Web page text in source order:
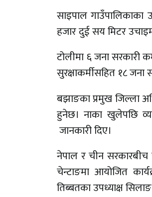
साइपाल गाउँपालिकाका
हजार दुई सय मिटर
टोलीमा ६ जना सरकारी
सुरक्षाकर्मीसहित १८ जना
बझाङका प्रमुख जिल्ला
हुनेछ। नाका खुलेपछि
जानकारी दिए।
नेपाल र चीन
चेन्टाङमा आयोजित
तिब्बतका उपध्याक्ष